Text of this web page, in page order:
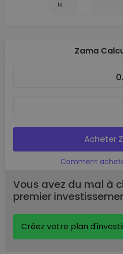
H
Zama
Acheter
Comment
Vous avez du mal à
premier
Créez votre plan